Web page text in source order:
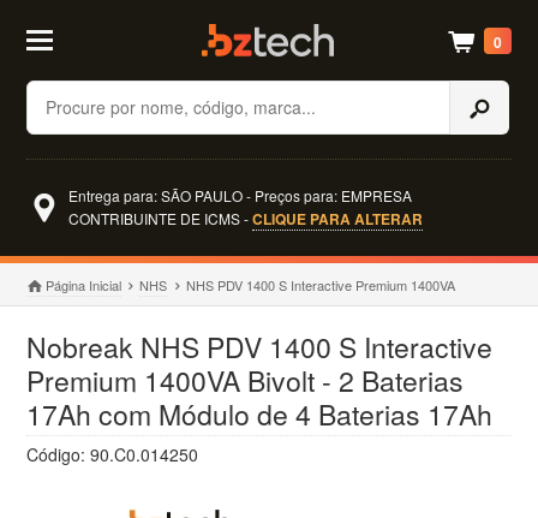
Buscar
0
Entrega para: SÃO PAULO - Preços para: EMPRESA
CONTRIBUINTE DE ICMS -CLIQUE PARA ALTERAR
Página Inicial NHS NHS PDV 1400 S Interactive Premium 1400VA
Nobreak NHS PDV 1400 S Interactive
Premium 1400VA Bivolt - 2 Baterias
17Ah com Módulo de 4 Baterias 17Ah
Código: 90.C0.014250